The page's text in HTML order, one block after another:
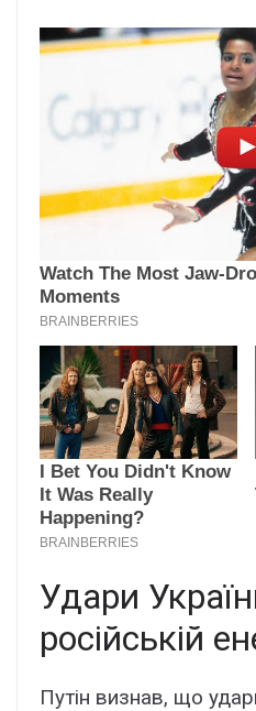
Удари
російській
Путін визнав, що